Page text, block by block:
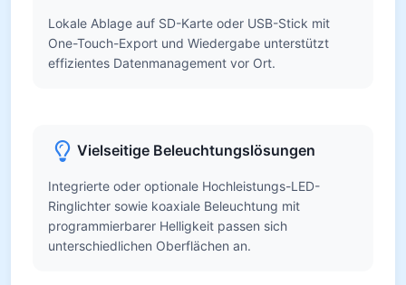
Lokale Ablage auf SD-Karte oder USB-Stick mit
One-Touch-Export und Wiedergabe unterstützt
effizientes Datenmanagement vor Ort.
Vielseitige Beleuchtungslösungen
Integrierte oder optionale Hochleistungs-LED-
Ringlichter sowie koaxiale Beleuchtung mit
programmierbarer Helligkeit passen sich
unterschiedlichen Oberflächen an.